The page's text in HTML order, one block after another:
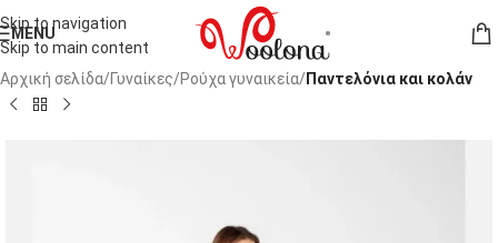
Skip to navigation
Skip to main content
MENU
Αρχική σελίδα Γυναίκες Ρούχα γυναικεία Παντελόνια και κολάν